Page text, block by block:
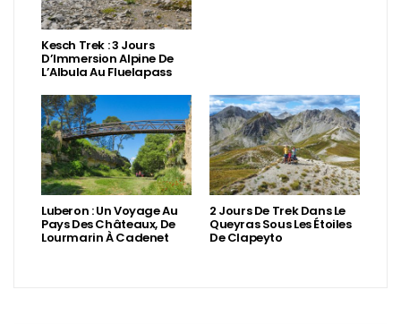
Kesch Trek : 3 Jours
D’Immersion Alpine De
L’Albula Au Fluelapass
Luberon : Un Voyage Au
Pays Des Châteaux, De
Lourmarin À Cadenet
2 Jours De Trek Dans Le
Queyras Sous Les Étoiles
De Clapeyto